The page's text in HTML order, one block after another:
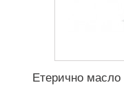
Етерично